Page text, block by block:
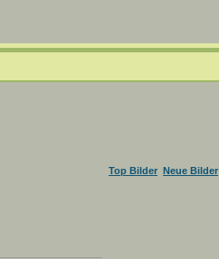
Top Bilder Neue Bilder